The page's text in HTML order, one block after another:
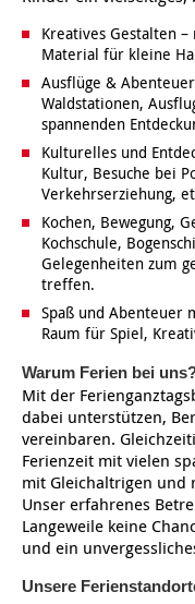
Ortsverein
Ortsverein
Ortsverein
Ortsverein
Ortsverein
Ortsverein
Ortsverein
Ortsverein
Ortsverein
Ortsverein
Ortsverein
Krippe
“Mäuseburg”
Hort
Außenstelle
Life Kinetik
Yoga mit Baby
Yoga in der
Stretch und
Fitness für
Online Pflege-
Helfende Hände
Pflege und
Jugendwohnen
Ältere Menschen
Mehrsprachige
Wegweiser
Infotelefon
Migration
Berufssprachkurse
Interkulturelle
Menschen mit
Kreatives Gestalten
Material für kleine
Ausflüge &
Waldstationen,
spannenden
Kulturelles und
Kultur, Besuche bei
Verkehrserziehung,
Kochen, Bewegung,
Kochschule,
Gelegenheiten zum
treffen.
Spaß und Abenteuer
Raum für Spiel,
Warum Ferien bei
Mit der
dabei unterstützen,
vereinbaren.
Ferienzeit mit vielen
mit Gleichaltrigen und
Unser erfahrenes
Langeweile keine
und ein
Unsere